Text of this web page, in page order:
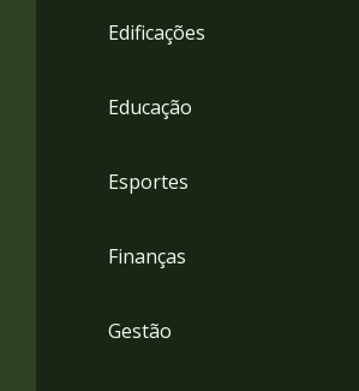
Edificações
Educação
Esportes
Finanças
Gestão